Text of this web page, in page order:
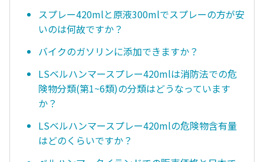
スプレー420mlと原液300mlでスプレーの方が安
いのは何故ですか？
バイクのガソリンに添加できますか？
LSベルハンマースプレー420mlは消防法での危
険物分類(第1~6類)の分類はどうなっています
か？
LSベルハンマースプレー420mlの危険物含有量
はどのくらいですか？